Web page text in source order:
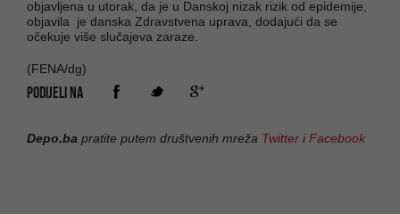
objavljena u utorak, da je u Danskoj nizak rizik od epidemije,
objavila je danska Zdravstvena uprava, dodajući da se
očekuje više slučajeva zaraze.
(FENA/dg)
PODIJELI NA
Depo.ba pratite putem društvenih mreža Twitter iFacebook